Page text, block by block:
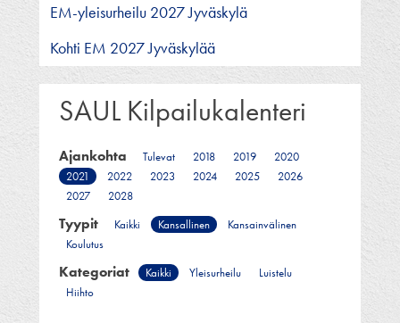
EM-yleisurheilu 2027 Jyväskylä
Kohti EM 2027 Jyväskylää
SAUL Kilpailukalenteri
Ajankohta Tulevat 2018 2019
2020
2021
2022 2023 2024 2025
2026
2027
2028
Tyypit Kaikki Kansallinen
Kansainvälinen
Koulutus
Kategoriat Kaikki Yleisurheilu
Luistelu
Hiihto